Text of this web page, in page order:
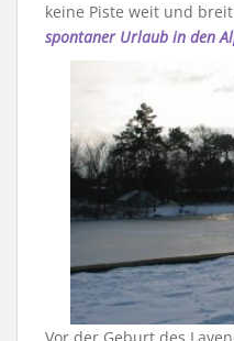
keine Piste weit und
spontaner Urlaub in den